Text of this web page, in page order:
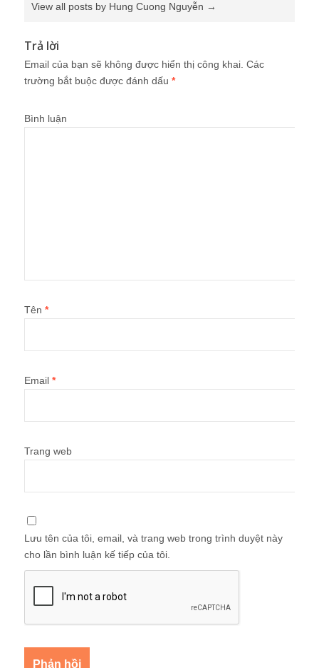
View all posts by Hung Cuong Nguyễn →
Trả lời
Email của bạn sẽ không được hiển thị công khai. Các
trường bắt buộc được đánh dấu *
Bình luận
Tên *
Email *
Trang web
Lưu tên của tôi, email, và trang web trong trình duyệt này
cho lần bình luận kế tiếp của tôi.